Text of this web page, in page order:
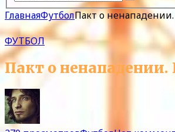
ГлавнаяФутболПакт о
ФУТБОЛ
Пакт о